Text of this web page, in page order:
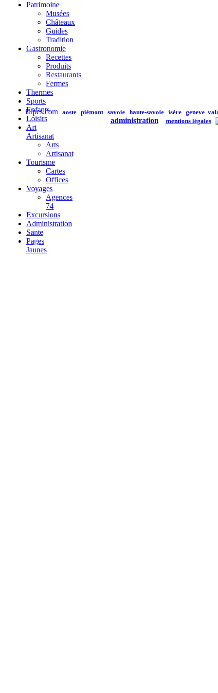
ialpes.com aoste piémont savoie haute-savoie isère geneve
administration mentions légales
Patrimoine
Musées
Châteaux
Guides
Tradition
Gastronomie
Recettes
Produits
Restaurants
Fermes
Thermes
Sports
Enfants
Loisirs
Art
Artisanat
Arts
Artisanat
Tourisme
Cartes
Offices
Voyages
Agences
74
Excursions
Administration
Sante
Pages
Jaunes